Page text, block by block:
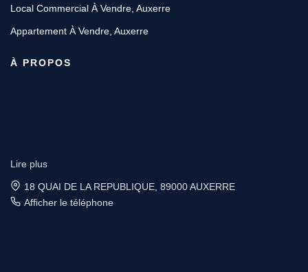
Local Commercial À Vendre, Auxerre
Appartement À Vendre, Auxerre
À PROPOS
Lire plus
6 place Vauban, 89200 AVALLON
Afficher le téléphone